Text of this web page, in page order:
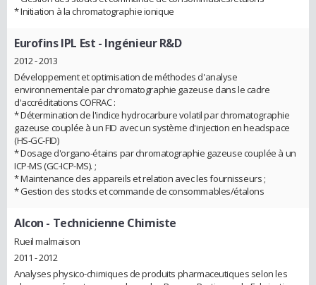
* Initiation à la chromatographie ionique
Eurofins IPL Est - Ingénieur R&D
2012 - 2013
Développement et optimisation de méthodes d'analyse
environnementale par chromatographie gazeuse dans le cadre
d'accréditations COFRAC :
* Détermination de l'indice hydrocarbure volatil par chromatographie
gazeuse couplée à un FID avec un système d'injection en headspace
(HS-GC-FID)
* Dosage d'organo-étains par chromatographie gazeuse couplée à un
ICP-MS (GC-ICP-MS). ;
* Maintenance des appareils et relation avec les fournisseurs ;
* Gestion des stocks et commande de consommables/étalons
Alcon - Technicienne Chimiste
Rueil malmaison
2011 - 2012
Analyses physico-chimiques de produits pharmaceutiques selon les